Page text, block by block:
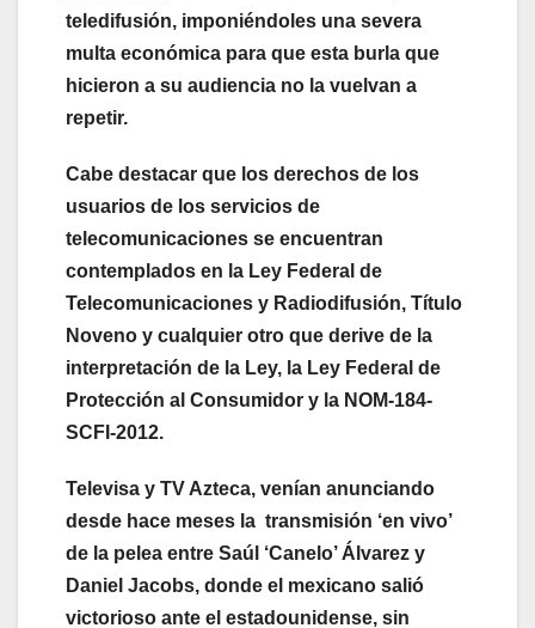
teledifusión, imponiéndoles una severa
multa económica para que esta burla que
hicieron a su audiencia no la vuelvan a
repetir.
Cabe destacar que los derechos de los
usuarios de los servicios de
telecomunicaciones se encuentran
contemplados en la Ley Federal de
Telecomunicaciones y Radiodifusión, Título
Noveno y cualquier otro que derive de la
interpretación de la Ley, la Ley Federal de
Protección al Consumidor y la NOM-184-
SCFI-2012.
Televisa y TV Azteca, venían anunciando
desde hace meses la transmisión ‘en vivo’
de la pelea entre Saúl ‘Canelo’ Álvarez y
Daniel Jacobs, donde el mexicano salió
victorioso ante el estadounidense, sin